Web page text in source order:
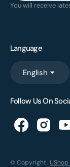
You will receive
Language
English
Follow Us On
© Copyright,